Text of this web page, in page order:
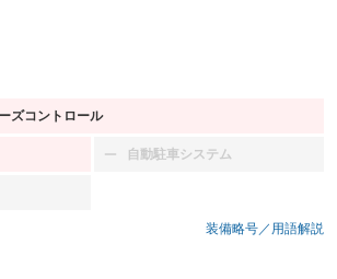
ズコントロール
自動駐車システム
：装備なし
装備略号／用語解説